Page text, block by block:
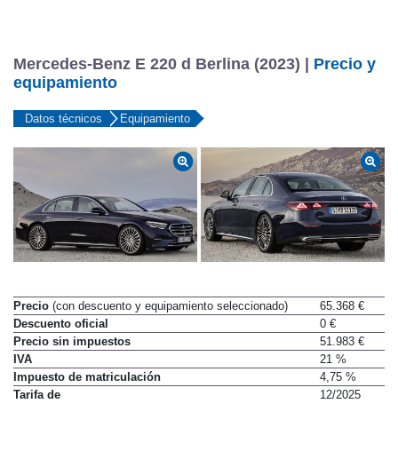
Mercedes-Benz E 220 d Berlina (2023) |
Precio y
equipamiento
Precio(con descuento y equipamiento seleccionado)
65.368 €
Descuento oficial
0 €
Precio sin impuestos
51.983 €
IVA
21 %
Impuesto de matriculación
4,75 %